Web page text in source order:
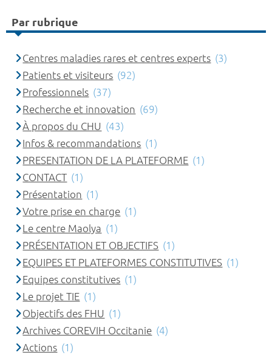
Par rubrique
Centres maladies rares et centres experts (3)
Patients et visiteurs (92)
Professionnels (37)
Recherche et innovation (69)
À propos du CHU (43)
Infos & recommandations (1)
PRESENTATION DE LA PLATEFORME (1)
CONTACT (1)
Présentation (1)
Votre prise en charge (1)
Le centre Maolya (1)
PRÉSENTATION ET OBJECTIFS (1)
EQUIPES ET PLATEFORMES CONSTITUTIVES (1)
Equipes constitutives (1)
Le projet TIE (1)
Objectifs des FHU (1)
Archives COREVIH Occitanie (4)
Actions (1)